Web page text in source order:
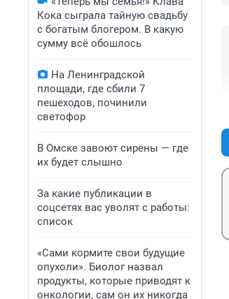
Кока сыграла тайную свадьбу
с богатым блогером. В какую
сумму всё обошлось
На Ленинградской
площади, где сбили 7
пешеходов, починили
светофор
В Омске завоют сирены — где
их будет слышно
За какие публикации в
соцсетях вас уволят с работы:
список
«Сами кормите свои будущие
опухоли». Биолог назвал
продукты, которые приводят к
онкологии, сам он их никогда